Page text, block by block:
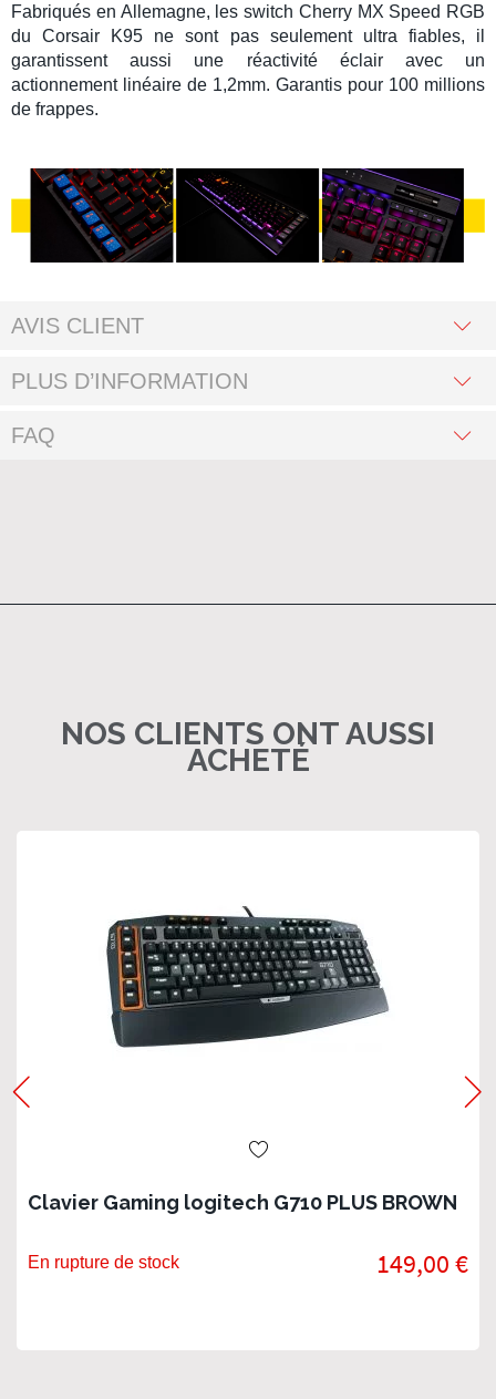
Fabriqués en Allemagne, les switch Cherry MX Speed RGB
duCorsair K95 ne sont pas seulement ultra fiables, il
garantissent aussi une réactivité éclair avec un
actionnement linéaire de 1,2mm. Garantis pour 100 millions
de frappes.
AVIS CLIENT
PLUS D’INFORMATION
FAQ
NOS CLIENTS ONT AUSSI
ACHETÉ
Clavier Gaming logitech G710 PLUS BROWN
En rupture de stock 149,00 €